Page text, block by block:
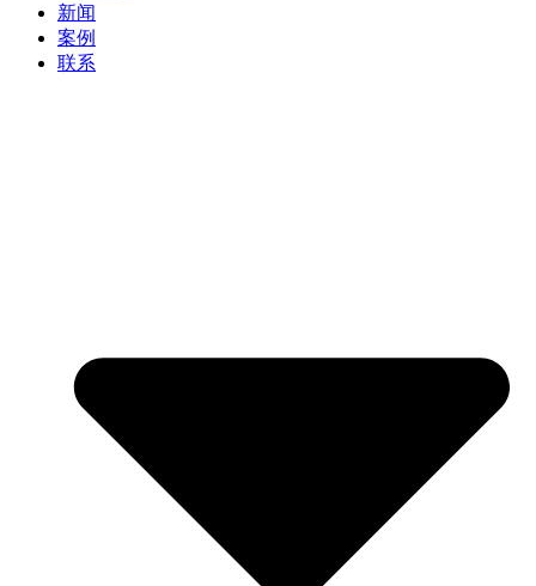
新闻
案例
联系